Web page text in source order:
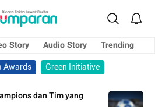
Story Audio Story
Trending
Awards
Green Initiative
dan Tim yang